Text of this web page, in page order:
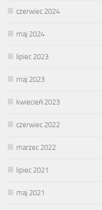
czerwiec 2024
maj 2024
lipiec 2023
maj 2023
kwiecień 2023
czerwiec 2022
marzec 2022
lipiec 2021
maj 2021